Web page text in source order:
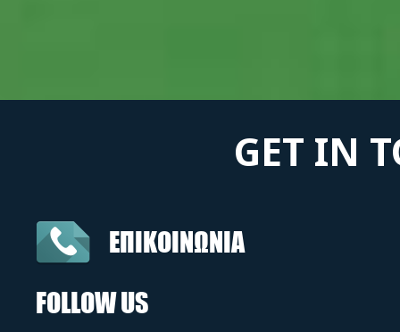
GET IN
ΕΠΙΚΟΙΝΩΝΙΑ
FOLLOW US